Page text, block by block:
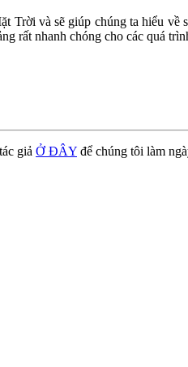
và sẽ giúp chúng ta hiểu
rất nhanh chóng cho các quá
giả Ở ĐÂY để chúng tôi làm